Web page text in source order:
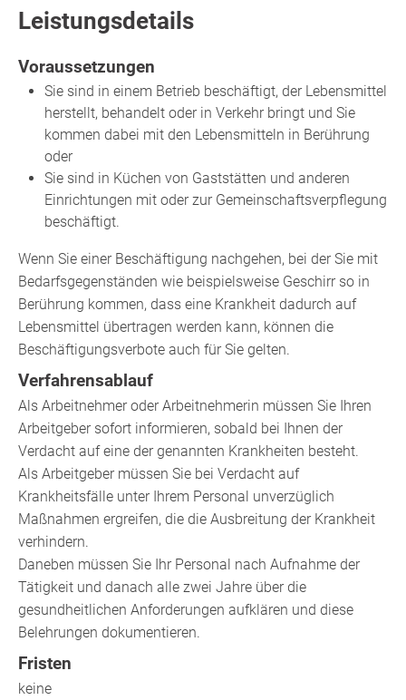
Leistungsdetails
Voraussetzungen
Sie sind in einem Betrieb beschäftigt, der Lebensmittel
herstellt, behandelt oder in Verkehr bringt und Sie
kommen dabei mit den Lebensmitteln in Berührung
oder
Sie sind in Küchen von Gaststätten und anderen
Einrichtungen mit oder zur Gemeinschaftsverpflegung
beschäftigt.
Wenn Sie einer Beschäftigung nachgehen, bei der Sie mit
Bedarfsgegenständen wie beispielsweise Geschirr so in
Berührung kommen, dass eine Krankheit dadurch auf
Lebensmittel übertragen werden kann, können die
Beschäftigungsverbote auch für Sie gelten.
Verfahrensablauf
Als Arbeitnehmer oder Arbeitnehmerin müssen Sie Ihren
Arbeitgeber sofort informieren, sobald bei Ihnen der
Verdacht auf eine der genannten Krankheiten besteht.
Als Arbeitgeber müssen Sie bei Verdacht auf
Krankheitsfälle unter Ihrem Personal unverzüglich
Maßnahmen ergreifen, die die Ausbreitung der Krankheit
verhindern.
Daneben müssen Sie Ihr Personal nach Aufnahme der
Tätigkeit und danach alle zwei Jahre über die
gesundheitlichen Anforderungen aufklären und diese
Belehrungen dokumentieren.
Fristen
keine